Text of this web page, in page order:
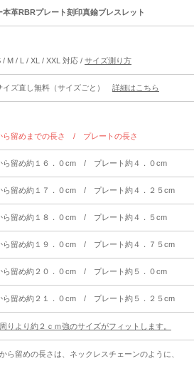
本革RBRプレート刻印真鍮ブレスレット
/ M / L / XL / XXL 対応 / サイズ測り方
イズ直し無料（サイズごと） 詳細はこちら
ら留めまでの長さ / プレートの長さ
ら留め約１６．０cm / プレート約４．０cm
ら留め約１７．０cm / プレート約４．２５cm
ら留め約１８．０cm / プレート約４．５cm
ら留め約１９．０cm / プレート約４．７５cm
ら留め約２０．０cm / プレート約５．０cm
ら留め約２１．０cm / プレート約５．２５cm
りより約２ｃｍ強のサイズがフィットします。
ら留めの長さは、ネックレスチェーンのように、